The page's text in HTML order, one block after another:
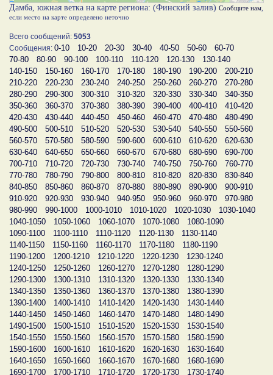
Дамба, южная ветка на карте региона: (Финский залив) Сообщите нам
если место на карте определено неточно
Всего сообщений: 5053
Сообщения: 0-10 10-20 20-30 30-40 40-50 50-60
60-70
70-80
80-90 90-100 100-110 110-120 120-130
130-140
140-150
150-160 160-170 170-180 180-190 190-200
200-210
210-220
220-230 230-240 240-250 250-260 260-270
270-280
280-290
290-300 300-310 310-320 320-330 330-340
340-350
350-360
360-370 370-380 380-390 390-400 400-410
410-420
420-430
430-440 440-450 450-460 460-470 470-480
480-490
490-500
500-510 510-520 520-530 530-540 540-550
550-560
560-570
570-580 580-590 590-600 600-610 610-620
620-630
630-640
640-650 650-660 660-670 670-680 680-690
690-700
700-710
710-720 720-730 730-740 740-750 750-760
760-770
770-780
780-790 790-800 800-810 810-820 820-830
830-840
840-850
850-860 860-870 870-880 880-890 890-900
900-910
910-920
920-930 930-940 940-950 950-960 960-970
970-980
980-990
990-1000 1000-1010 1010-1020 1020-1030
1030-1040
1040-1050
1050-1060 1060-1070 1070-1080
1080-1090
1090-1100
1100-1110 1110-1120 1120-1130
1130-1140
1140-1150
1150-1160 1160-1170 1170-1180
1180-1190
1190-1200
1200-1210 1210-1220 1220-1230
1230-1240
1240-1250
1250-1260 1260-1270 1270-1280
1280-1290
1290-1300
1300-1310 1310-1320 1320-1330
1330-1340
1340-1350
1350-1360 1360-1370 1370-1380
1380-1390
1390-1400
1400-1410 1410-1420 1420-1430
1430-1440
1440-1450
1450-1460 1460-1470 1470-1480
1480-1490
1490-1500
1500-1510 1510-1520 1520-1530
1530-1540
1540-1550
1550-1560 1560-1570 1570-1580
1580-1590
1590-1600
1600-1610 1610-1620 1620-1630
1630-1640
1640-1650
1650-1660 1660-1670 1670-1680
1680-1690
1690-1700
1700-1710 1710-1720 1720-1730
1730-1740